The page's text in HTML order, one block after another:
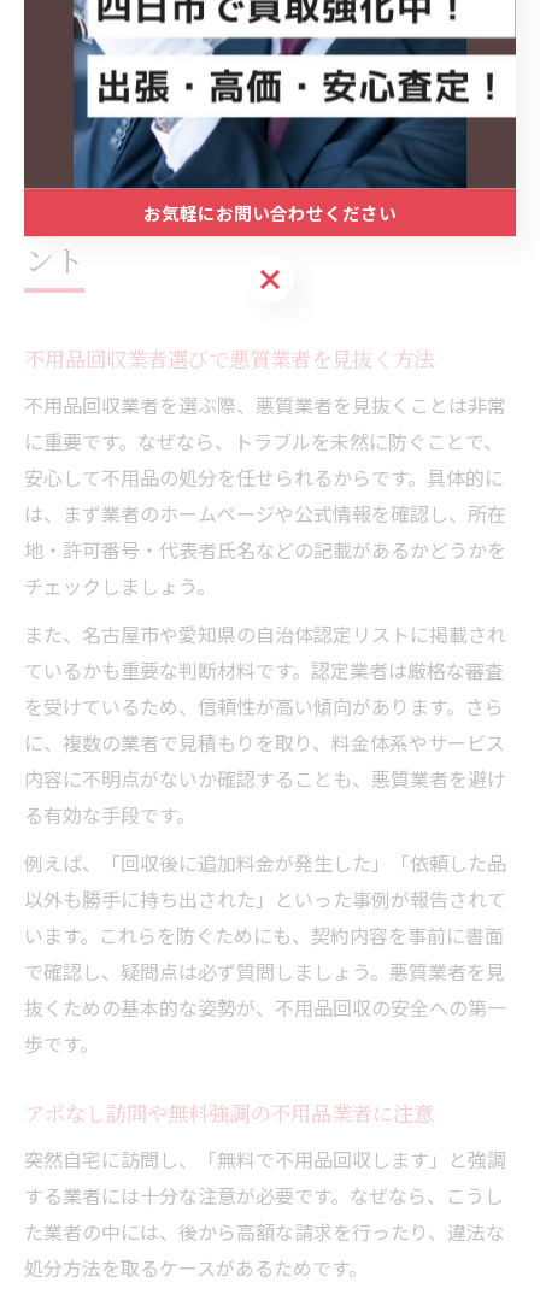
す。不用品買取や無料持ち込みサービスなど、利用者の
満足度向上につながるサービスがあるかもチェックポイ
ントとなります。
悪質な不用品回収業者を避けるポイ
ント
不用品回収業者選びで悪質業者を見抜く方法
不用品回収業者を選ぶ際、悪質業者を見抜くことは非常
に重要です。なぜなら、トラブルを未然に防ぐことで、
安心して不用品の処分を任せられるからです。具体的に
は、まず業者のホームページや公式情報を確認し、所在
地・許可番号・代表者氏名などの記載があるかどうかを
チェックしましょう。
また、名古屋市や愛知県の自治体認定リストに掲載され
ているかも重要な判断材料です。認定業者は厳格な審査
を受けているため、信頼性が高い傾向があります。さら
に、複数の業者で見積もりを取り、料金体系やサービス
内容に不明点がないか確認することも、悪質業者を避け
る有効な手段です。
例えば、「回収後に追加料金が発生した」「依頼した品
以外も勝手に持ち出された」といった事例が報告されて
います。これらを防ぐためにも、契約内容を事前に書面
で確認し、疑問点は必ず質問しましょう。悪質業者を見
抜くための基本的な姿勢が、不用品回収の安全への第一
歩です。
アポなし訪問や無料強調の不用品業者に注意
突然自宅に訪問し、「無料で不用品回収します」と強調
する業者には十分な注意が必要です。なぜなら、こうし
た業者の中には、後から高額な請求を行ったり、違法な
処分方法を取るケースがあるためです。
お気軽にお問い合わせください
お気軽にお問い合わせください